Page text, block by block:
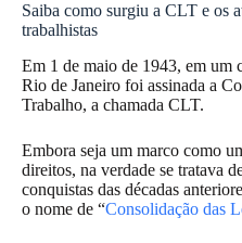
Saiba como surgiu a CLT e os
trabalhistas
Em 1 de maio de 1943, em um
Rio de Janeiro foi assinada a
Trabalho, a chamada CLT.
Embora seja um marco como
direitos, na verdade se tratava
conquistas das décadas
o nome de “Consolidação das